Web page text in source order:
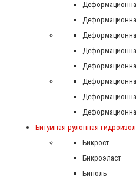
Битумная рулонная
Бикрост
Бикроэласт
Биполь